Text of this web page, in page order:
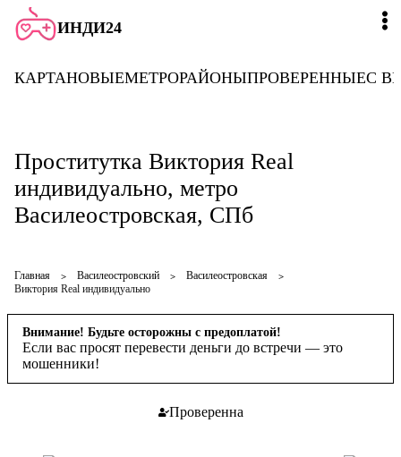
ИНДИ24
КАРТАНОВЫЕМЕТРОРАЙОНЫПРОВЕРЕННЫЕС
Проститутка Виктория Real
индивидуально, метро
Василеостровская, СПб
Главная Василеостровский
Василеостровская
Виктория Real индивидуально
Внимание! Будьте осторожны с предоплатой!
Если вас просят перевести деньги до встречи — это
мошенники!
Проверенна